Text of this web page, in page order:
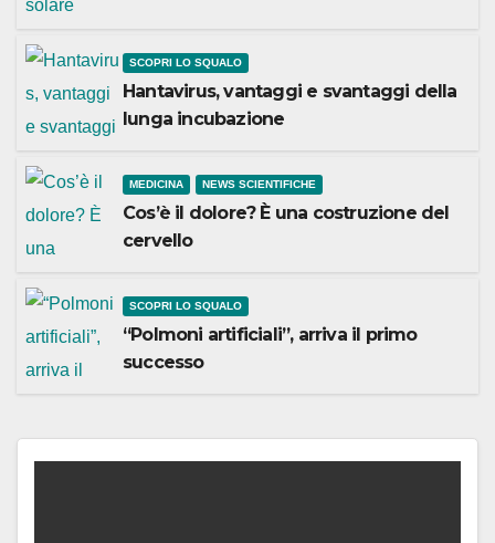
SCOPRI LO SQUALO
Hantavirus, vantaggi e svantaggi della
lunga incubazione
MEDICINA NEWS SCIENTIFICHE
Cos’è il dolore? È una costruzione del
cervello
SCOPRI LO SQUALO
“Polmoni artificiali”, arriva il primo
successo